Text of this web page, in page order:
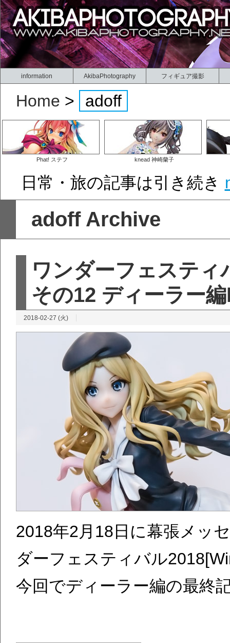
information AkibaPhotography フィギュア撮影
Home > adoff
Phat! ステフ knead 神崎蘭子
日常・旅の記事は引き続き
adoff Archive
ワンダーフェスティ
その12 ディーラー
2018-02-27 (火)
2018年2月18日に幕張メッ
ダーフェスティバル
今回でディーラー編の最終